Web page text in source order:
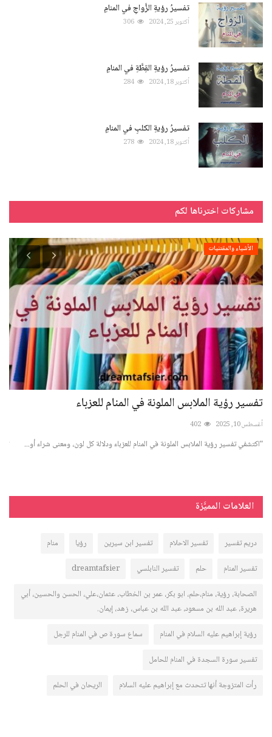
تفسيرُ رؤيةِ الزَّواجِ في المنامِ
أكتوبر 25, 2024 306
تفسيرُ رؤيةِ القِطَّةِ في المنامِ
أكتوبر 18, 2024 284
تفسيرُ رؤيةِ الكلبِ في المنامِ
أكتوبر 18, 2024 278
مشاركات اخترناها لكم
الأشياء والمقتنيات
تفسير رؤية الملابس الملونة في المنام للعزباء
أغسطس 10, 2025 402
"اكتشفي تفسير رؤية الملابس الملونة في المنام للعزباء ودلالة كل لون، ومعنى شراء أو...
العلامات المميَّزة
دريم تفسير تفسير الاحلام تفسير ابن سيرين رؤيا
منام
تفسير المنام
حلم تفسير النابلسي
dreamtafsier
الصحابة، رؤية، منام،حلم، ابو بكر، عمر بن الخطاب، عثمان،علي، الحسن والحسين، أبي
هريرة، عبد الله بن مسعود، عبد الله بن عباس، زهد، إيمان.
رؤية إبراهيم عليه السلام في المنام
سماع سورة ص في المنام للرجل
تفسير سورة السجدة في المنام للحامل
رأت المتزوجة أنها تتحدث مع إبراهيم عليه السلام
الريحان في الحلم